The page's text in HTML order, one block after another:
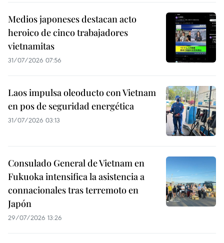
Medios japoneses destacan acto
heroico de cinco trabajadores
vietnamitas
31/07/2026 07:56
Laos impulsa oleoducto con Vietnam
en pos de seguridad energética
31/07/2026 03:13
Consulado General de Vietnam en
Fukuoka intensifica la asistencia a
connacionales tras terremoto en
Japón
29/07/2026 13:26